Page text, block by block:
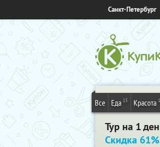
Санкт-Петербург
Все Еда 15 Красота
Тур на 1
Скидка 61%